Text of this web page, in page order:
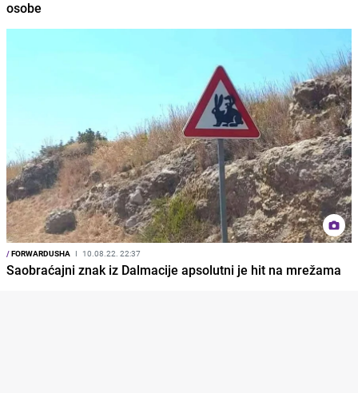
osobe
/FORWARDUSHA I 10.08.22. 22:37
Saobraćajni znak iz Dalmacije apsolutni je hit na mrežama